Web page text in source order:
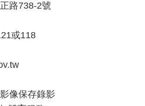
路738-2號
或118
像保存錄影